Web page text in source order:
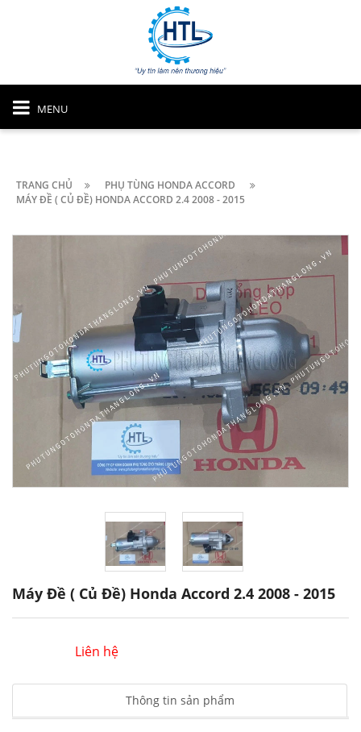
MENU
TRANG CHỦ
PHỤ TÙNG HONDA ACCORD
MÁY ĐỀ ( CỦ ĐỀ) HONDA ACCORD 2.4 2008 - 2015
Máy Đề ( Củ Đề) Honda Accord 2.4 2008 - 2015
Liên hệ
Thông tin sản phẩm